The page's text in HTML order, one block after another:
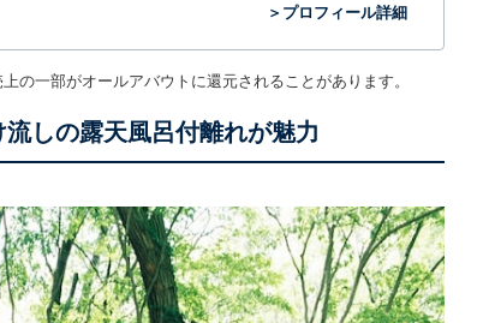
＞プロフィール詳細
一部がオールアバウトに還元されることがあります。
しの露天風呂付離れが魅力